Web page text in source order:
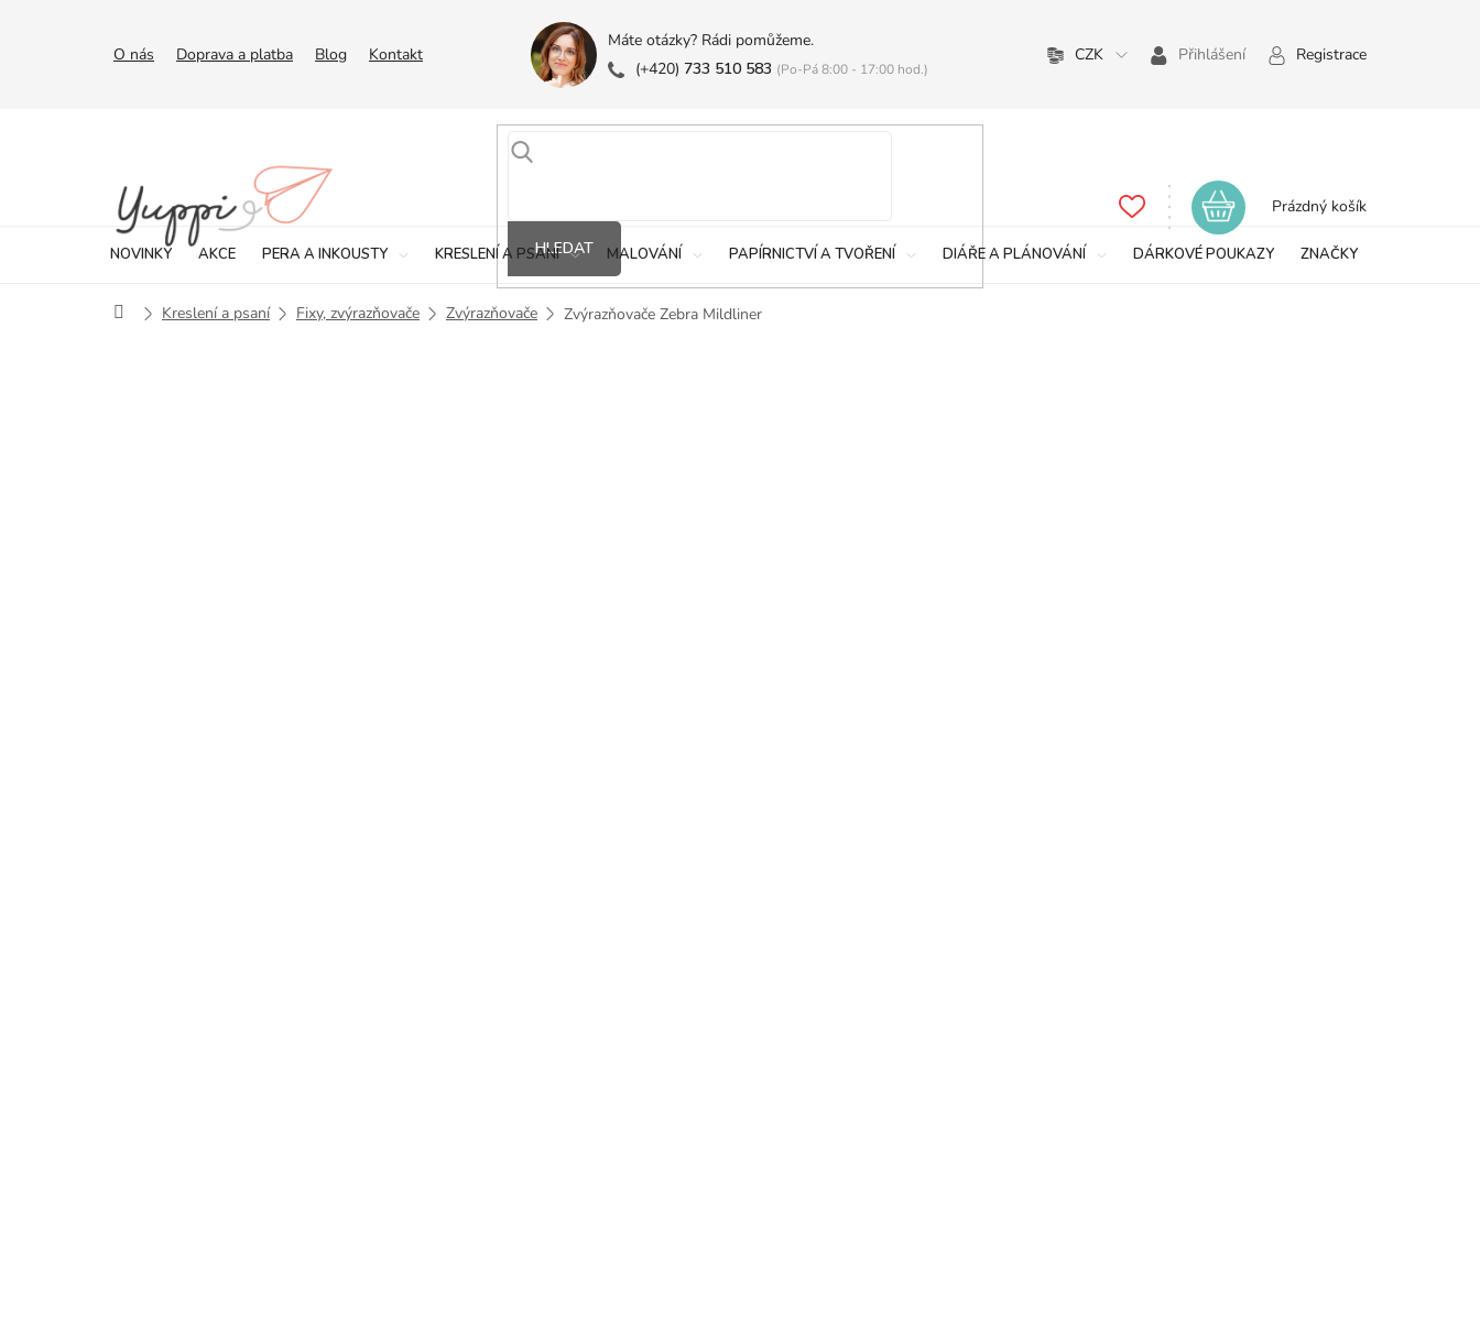
O nás Doprava a platba Blog Kontakt
Máte otázky? Rádi pomůžeme.
(+420) 733 510 583 (Po-Pá 8:00 - 17:00 hod.)
CZK Přihlášení Registrace
HLEDAT
Nákupní
Prázdný košík
NOVINKY AKCE PERA A INKOUSTY KRESLENÍ A PSANÍ MALOVÁNÍ PAPÍRNICTVÍ A TVOŘENÍ DIÁŘE A PLÁNOVÁNÍ DÁRKOVÉ POUKAZY ZNAČKY
DomůKreslení a psaní Fixy, zvýrazňovače Zvýrazňovače Zvýrazňovače Zebra Mildliner